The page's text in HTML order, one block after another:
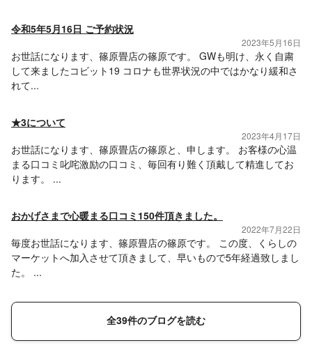
令和5年5月16日 ご予約状況
2023年5月16日
お世話になります、篠原畳店の篠原です。 GWも明け、永く自粛
して来ましたコビット19 コロナも世界状況の中ではかなり緩和さ
れて...
★3について
2023年4月17日
お世話になります、篠原畳店の篠原と、申します。 お客様の心温
まる口コミ叱咤激励の口コミ、毎回有り難く頂戴して精進してお
ります。 ...
おかげさまで心暖まる口コミ150件頂きました。
2022年7月22日
毎度お世話になります、篠原畳店の篠原です。 この度、くらしの
マーケットへ加入させて頂きまして、早いもので5年経過致しまし
た。 ...
全39件のブログを読む